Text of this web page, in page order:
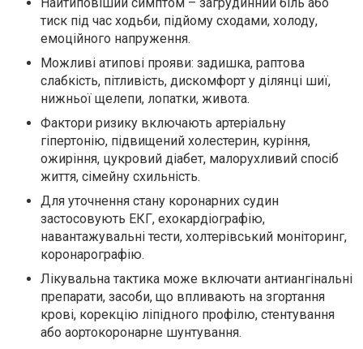
тиск під час ходьби, підйому сходами, холоду,
емоційного напруження.
Можливі атипові прояви: задишка, раптова
слабкість, пітливість, дискомфорт у ділянці шиї,
нижньої щелепи, лопатки, живота.
Фактори ризику включають артеріальну
гіпертонію, підвищений холестерин, куріння,
ожиріння, цукровий діабет, малорухливий спосіб
життя, сімейну схильність.
Для уточнення стану коронарних судин
застосовують ЕКГ, ехокардіографію,
навантажувальні тести, холтерівський моніторинг,
коронарографію.
Лікувальна тактика може включати антиангінальні
препарати, засоби, що впливають на згортання
крові, корекцію ліпідного профілю, стентування
або аортокоронарне шунтування.